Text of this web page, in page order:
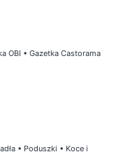
OBI • Gazetka Castorama
• Poduszki • Koce i